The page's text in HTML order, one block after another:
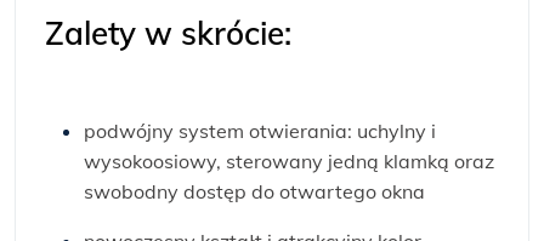
Zalety w skrócie:
podwójny system otwierania: uchylny i
wysokoosiowy, sterowany jedną klamką oraz
swobodny dostęp do otwartego okna